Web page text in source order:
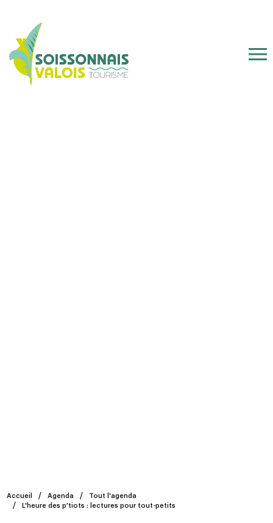
Accueil Agenda
Tout l'agenda
L'heure des p'tiots : lectures pour tout-petits